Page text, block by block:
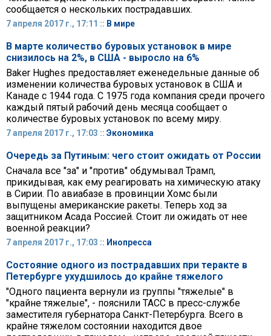
сообщается о нескольких пострадавших.
7 апреля 2017 г., 17:11 :: В мире
В марте количество буровых установок в мире
снизилось на 2%, в США - выросло на 6%
Baker Hughes предоставляет еженедельные данные об
изменении количества буровых установок в США и
Канаде с 1944 года. С 1975 года компания среди прочего
каждый пятый рабочий день месяца сообщает о
количестве буровых установок по всему миру.
7 апреля 2017 г., 17:03 :: Экономика
Очередь за Путиным: чего стоит ожидать от России
Сначала все "за" и "против" обдумывал Трамп,
прикидывая, как ему реагировать на химическую атаку
в Сирии. По авиабазе в провинции Хомс были
выпущены американские ракеты. Теперь ход за
защитником Асада Россией. Стоит ли ожидать от нее
военной реакции?
7 апреля 2017 г., 17:03 :: Инопресса
Состояние одного из пострадавших при теракте в
Петербурге ухудшилось до крайне тяжелого
"Одного пациента вернули из группы "тяжелые" в
"крайне тяжелые", - пояснили ТАСС в пресс-службе
заместителя губернатора Санкт-Петербурга. Всего в
крайне тяжелом состоянии находится двое